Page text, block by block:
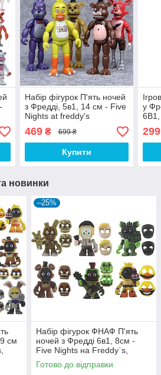
Набір фігурок П'ять ночей
з Фредді, 5в1, 14 см - Five
Nights at freddy's
469₴ 699 ₴
Купити
у
at
299
новинки
см
–25%
Набір фігурок ФНАФ П'ять
ночей з Фредді 6в1, 8см -
Five Nights на Freddy`s,
Gator, Chica, Freddy,
Vanessa, Foxy
Готово до відправки